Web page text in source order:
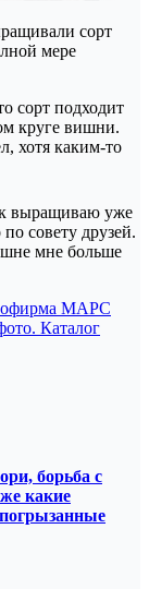
сорт
мере
сорт подходит
круге вишни.
хотя каким-то
выращиваю уже
совету друзей.
мне больше
МАРС
Каталог
борьба с
какие